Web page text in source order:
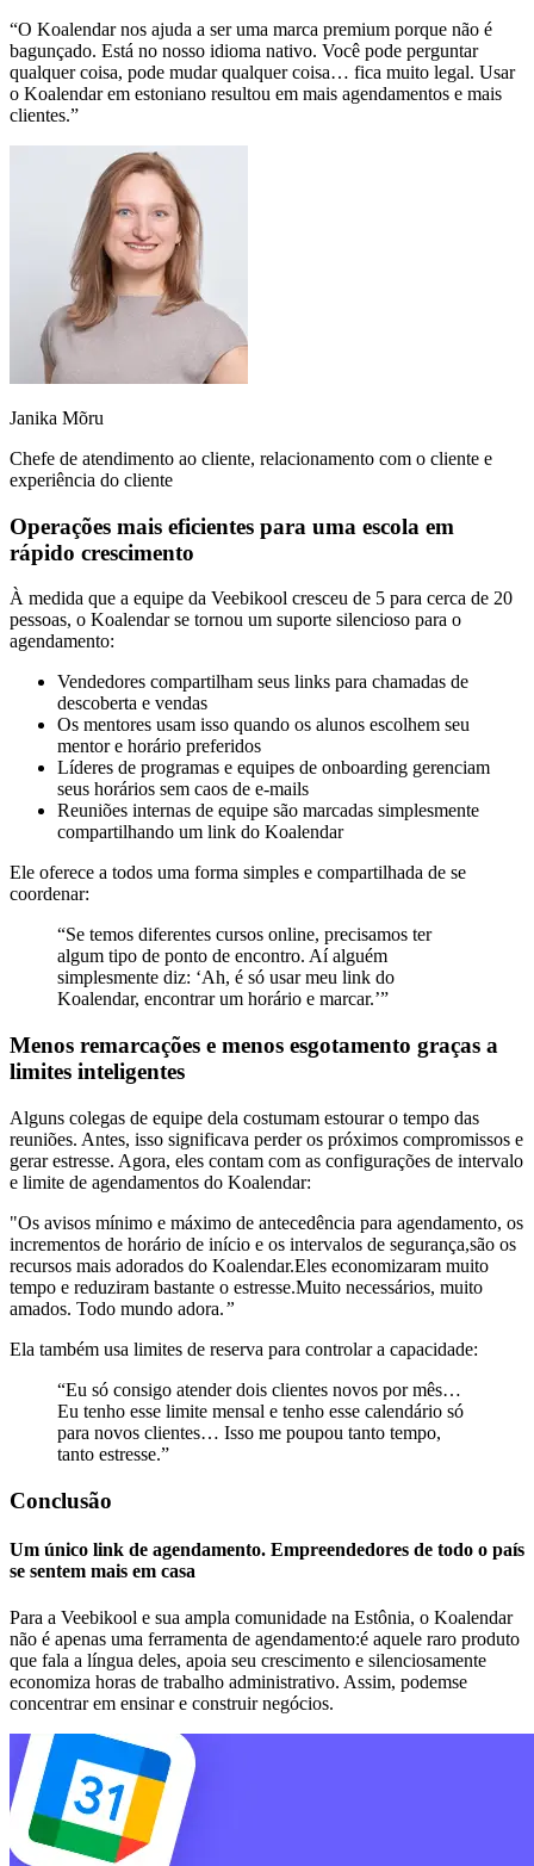
“O Koalendar nos ajuda a ser uma marca premium porque não é
bagunçado. Está no nosso idioma nativo. Você pode perguntar
qualquer coisa, pode mudar qualquer coisa… fica muito legal. Usar
o Koalendar em estoniano resultou em mais agendamentos e mais
clientes.”
Janika Mõru
Chefe de atendimento ao cliente, relacionamento com o cliente e
experiência do cliente
Operações mais eficientes para uma escola em
rápido crescimento
À medida que a equipe da Veebikool cresceu de 5 para cerca de 20
pessoas, o Koalendar se tornou um suporte silencioso para o
agendamento:
Vendedores compartilham seus links para chamadas de
descoberta e vendas
Os mentores usam isso quando os alunos escolhem seu
mentor e horário preferidos
Líderes de programas e equipes de onboarding gerenciam
seus horários sem caos de e-mails
Reuniões internas de equipe são marcadas simplesmente
compartilhando um link do Koalendar
Ele oferece a todos uma forma simples e compartilhada de se
coordenar:
“Se temos diferentes cursos online, precisamos ter
algum tipo de ponto de encontro. Aí alguém
simplesmente diz: ‘Ah, é só usar meu link do
Koalendar, encontrar um horário e marcar.’”
Menos remarcações e menos esgotamento graças a
limites inteligentes
Alguns colegas de equipe dela costumam estourar o tempo das
reuniões. Antes, isso significava perder os próximos compromissos e
gerar estresse. Agora, eles contam com as configurações de intervalo
e limite de agendamentos do Koalendar:
"Os avisos mínimo e máximo de antecedência para agendamento, os
incrementos de horário de início e os intervalos de segurança,são os
recursos mais adorados do Koalendar.Eles economizaram muito
tempo e reduziram bastante o estresse.Muito necessários, muito
amados. Todo mundo adora.”
Ela também usa limites de reserva para controlar a capacidade:
“Eu só consigo atender dois clientes novos por mês…
Eu tenho esse limite mensal e tenho esse calendário só
para novos clientes… Isso me poupou tanto tempo,
tanto estresse.”
Conclusão
Um único link de agendamento. Empreendedores de todo o país
se sentem mais em casa
Para a Veebikool e sua ampla comunidade na Estônia, o Koalendar
não é apenas uma ferramenta de agendamento:é aquele raro produto
que fala a língua deles, apoia seu crescimento e silenciosamente
economiza horas de trabalho administrativo. Assim, podemse
concentrar em ensinar e construir negócios.